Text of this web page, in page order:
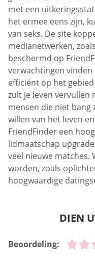
met een
het ermee eens zijn,
van seks. De site
medianetwerken,
beschermd op
verwachtingen
efficiënt op het
zult je leven vervullen
mensen die niet bang
willen van het leven
FriendFinder een
lidmaatschap
veel nieuwe matches.
worden, zoals
hoogwaardige
DIEN
Beoordeling: